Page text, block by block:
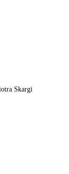
Skargi